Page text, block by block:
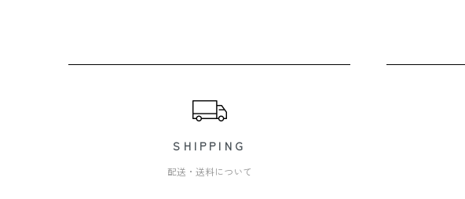
SHIPPING
配送・送料について